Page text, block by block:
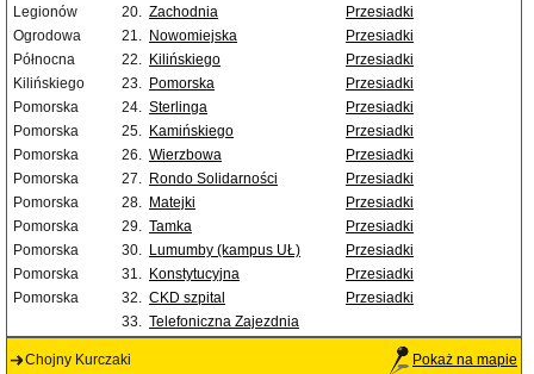
Legionów
20. Zachodnia
Przesiadki
Ogrodowa
21. Nowomiejska
Przesiadki
Północna
22. Kilińskiego
Przesiadki
Kilińskiego
23. Pomorska
Przesiadki
Pomorska
24. Sterlinga
Przesiadki
Pomorska
25. Kamińskiego
Przesiadki
Pomorska
26. Wierzbowa
Przesiadki
Pomorska
27. Rondo Solidarności
Przesiadki
Pomorska
28. Matejki
Przesiadki
Pomorska
29. Tamka
Przesiadki
Pomorska
30. Lumumby (kampus UŁ)
Przesiadki
Pomorska
31. Konstytucyjna
Przesiadki
Pomorska
32. CKD szpital
Przesiadki
33. Telefoniczna Zajezdnia
Chojny Kurczaki Pokaż na mapie